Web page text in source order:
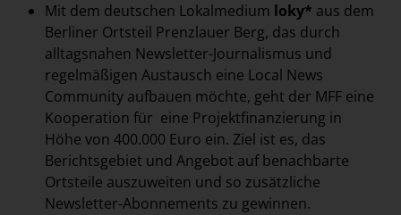
Mit dem deutschen Lokalmedium loky* aus dem
Berliner Ortsteil Prenzlauer Berg, das durch
alltagsnahen Newsletter-Journalismus und
regelmäßigen Austausch eine Local News
Community aufbauen möchte, geht der MFF eine
Kooperation für eine Projektfinanzierung in
Höhe von 400.000 Euro ein. Ziel ist es, das
Berichtsgebiet und Angebot auf benachbarte
Ortsteile auszuweiten und so zusätzliche
Newsletter-Abonnements zu gewinnen.